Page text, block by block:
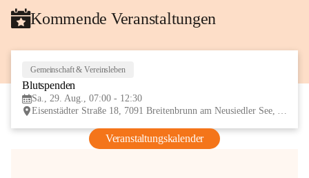
Kommende Veranstaltungen
Gemeinschaft & Vereinsleben
Blutspenden
Sa., 29. Aug., 07:00 - 12:30
Eisenstädter Straße 18, 7091 Breitenbrunn am Neusiedler See, AUT
Veranstaltungskalender